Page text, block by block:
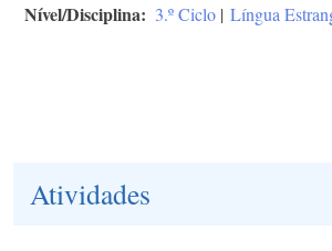
Nível/Disciplina 3.º Ciclo | Língua
Atividades